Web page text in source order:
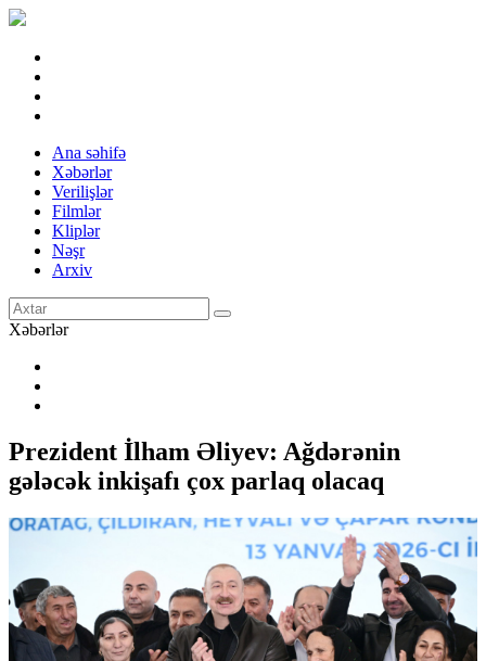
Ana səhifə
Xəbərlər
Verilişlər
Filmlər
Kliplər
Nəşr
Arxiv
Xəbərlər
Prezident İlham Əliyev: Ağdərənin
gələcək inkişafı çox parlaq olacaq